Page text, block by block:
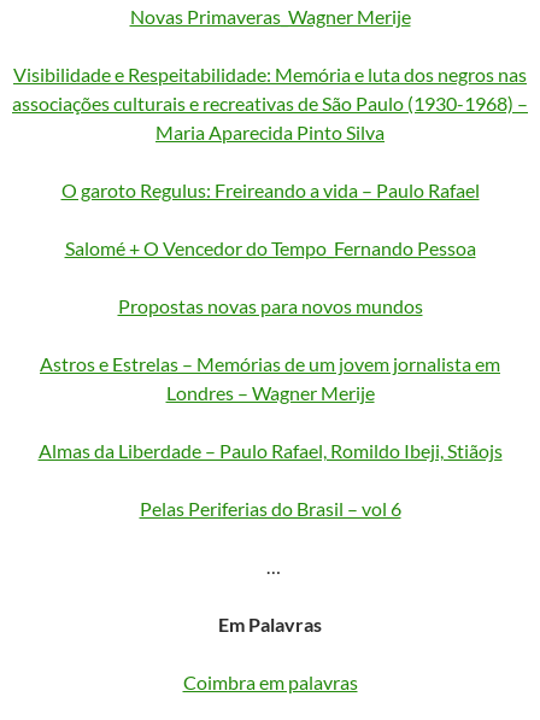
Novas Primaveras_Wagner Merije
Visibilidade e Respeitabilidade: Memória e luta dos negros nas
associações culturais e recreativas de São Paulo (1930-1968) –
Maria Aparecida Pinto Silva
O garoto Regulus: Freireando a vida – Paulo Rafael
Salomé + O Vencedor do Tempo_Fernando Pessoa
Propostas novas para novos mundos
Astros e Estrelas – Memórias de um jovem jornalista em
Londres – Wagner Merije
Almas da Liberdade – Paulo Rafael, Romildo Ibeji, Stiãojs
Pelas Periferias do Brasil – vol 6
Em Palavras
Coimbra em palavras